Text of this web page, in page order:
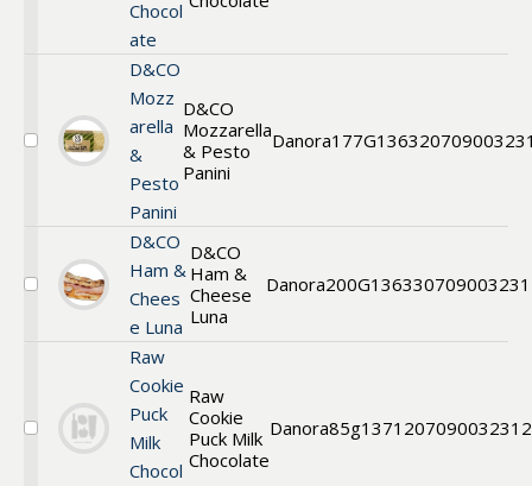
Milk
Chocol
ate
Välj
D&CO
Mozz
arella
&
Pesto
Panini
D&CO
Mozzarella
& Pesto
Panini
Danora177G13632
Välj
D&CO
Ham &
Chees
e Luna
D&CO
Ham &
Cheese
Luna
Danora200G13633
Välj
Raw
Cookie
Puck
Milk
Chocol
Raw
Cookie
Puck Milk
Chocolate
Danora85g13712